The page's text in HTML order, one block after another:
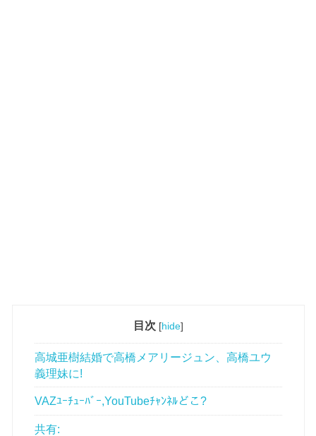
目次 [hide]
高城亜樹結婚で高橋メアリージュン、高橋ユウ
義理妹に!
VAZﾕｰﾁｭｰﾊﾞｰ,YouTubeﾁｬﾝﾈﾙどこ?
共有: